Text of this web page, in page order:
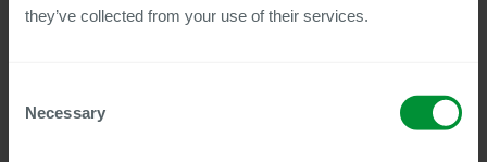
they’ve collected from your use of their services.
Selection
Necessary